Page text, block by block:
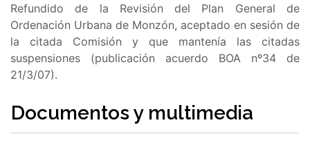
Refundido de la Revisión del Plan General de
Ordenación Urbana de Monzón, aceptado en sesión de
la citada Comisión y que mantenía las citadas
suspensiones (publicación acuerdo BOA nº34 de
21/3/07).
Documentos y multimedia